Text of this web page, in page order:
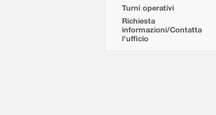
Turni operativi
Richiesta
informazioni/Contatta
l'ufficio